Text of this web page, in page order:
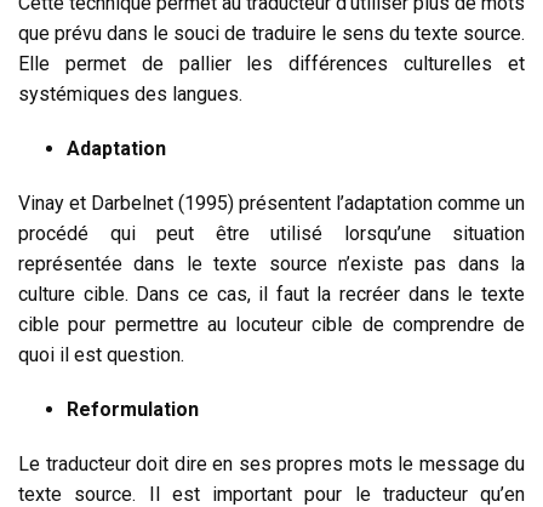
que prévu dans le souci de traduire le sens du texte source.
Elle permet de pallier les différences culturelles et
systémiques des langues.
Adaptation
Vinay et Darbelnet (1995) présentent l’adaptation comme un
procédé qui peut être utilisé lorsqu’une situation
représentée dans le texte source n’existe pas dans la
culture cible. Dans ce cas, il faut la recréer dans le texte
cible pour permettre au locuteur cible de comprendre de
quoi il est question.
Reformulation
Le traducteur doit dire en ses propres mots le message du
texte source. Il est important pour le traducteur qu’en